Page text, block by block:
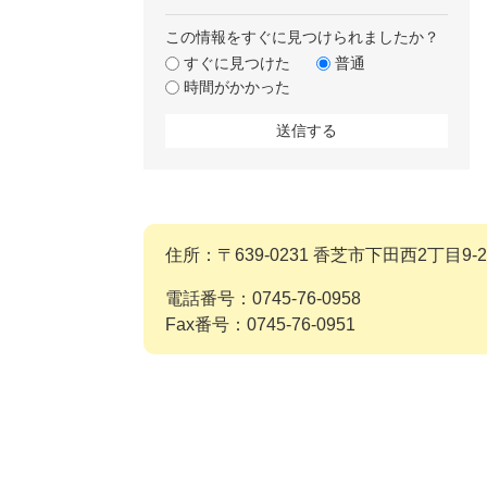
この情報をすぐに見つけられましたか？
すぐに見つけた
普通
時間がかかった
住所：〒639-0231 香芝市下田西2丁目9-
電話番号：0745-76-0958
Fax番号：0745-76-0951